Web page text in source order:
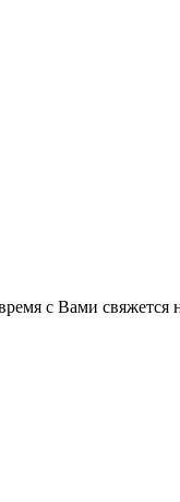
с Вами свяжется